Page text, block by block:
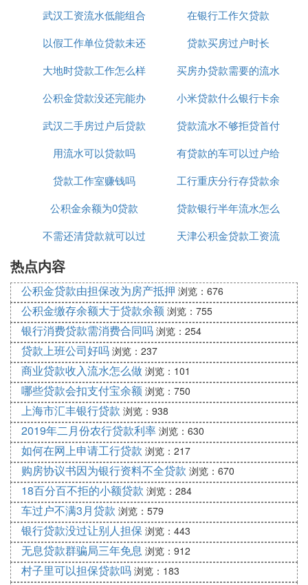
《合同法》第196条规定借款合同是借款人向贷款人
借款，到期返还借款并支付利息的合同。
C. 公司欠银行贷款无力偿还的后果
款，只是民事纠纷，不会坐牢。如果银行起诉到法
院，法院判决后，债务人不履行法院判决，银行可以
申请法院强制执行。债务人有履行判决能力，而拒不
执行的，情况严重的会构成拒不执行判决罪。如果确
实履行困难，法院也会宽限履行时间的。
判决、裁定有能力执行而拒不执行，情节严重的，处
三年以下有期徒刑、拘役或者罚金。
D. 公职人员欠银行贷款不还对工作有影响
吗
当然会有，职位越高影响越大，现在很多公务员不是
铁饭碗，是有绩效考评啊，不达标会辞退，这种欠钱
不还肯定影响继续考评。
E. 我是事业单位工作人员欠银行贷款无法
偿还会怎样
如果您作为事业单位工作人员，面临无法按时偿还银
行贷款的情况，以下是一些可能的后果和建议：
1. 与银行沟通：首先，应立即与贷款银行联系，说明
您的财务困境，并尝试协商可能的解决方案，如延长
还款期限、调整还款计划或分期偿还。
2. 法律途径：如果协商未果，可以考虑通过法律途径
解决。您可以申请法院介入，寻求法院的裁决，以便
有法律依据地进行分期偿还。
金额么
以不
武汉工资流水低能组合
贷款吗
在银行工作欠贷款
以假工作单位贷款未还
坐牢吗
贷款买房过户时长
大地时贷款工作怎么样
买房办贷款需要的流水
账哪能办
公积金贷款没还完能办
理离婚过户吗
小米贷款什么银行卡余
额
武汉二手房过户后贷款
到账
贷款流水不够拒贷首付
用流水可以贷款吗
有贷款的车可以过户给
我老婆么
贷款工作室赚钱吗
工行重庆分行存贷款余
额
公积金余额为0贷款
贷款银行半年流水怎么
打印
不需还清贷款就可以过
天津公积金贷款工资流
热点内容
公积金贷款由担保改为房产抵押 浏览：676
公积金缴存余额大于贷款余额 浏览：755
银行消费贷款需消费合同吗 浏览：254
贷款上班公司好吗 浏览：237
商业贷款收入流水怎么做 浏览：101
哪些贷款会扣支付宝余额 浏览：750
上海市汇丰银行贷款 浏览：938
2019年二月份农行贷款利率 浏览：630
如何在网上申请工行贷款 浏览：217
购房协议书因为银行资料不全贷款 浏览：670
18百分百不拒的小额贷款 浏览：284
车过户不满3月贷款 浏览：579
银行贷款没过让别人担保 浏览：443
无息贷款群骗局三年免息 浏览：912
村子里可以担保贷款吗 浏览：183